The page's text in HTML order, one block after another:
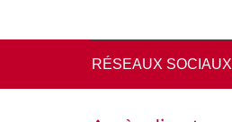
RÉSEAUX SOCIAUX